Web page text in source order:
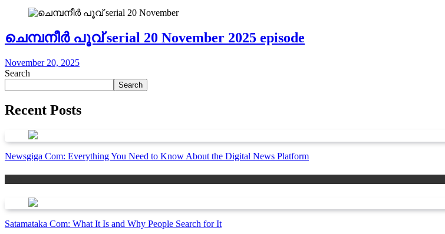
ചെമ്പനീർ പൂവ് serial 20 November 2025 episode
November 20, 2025
Search
Search
Recent Posts
Newsgiga Com: Everything You Need to Know About the Digital News Platform
Satamataka Com: What It Is and Why People Search for It